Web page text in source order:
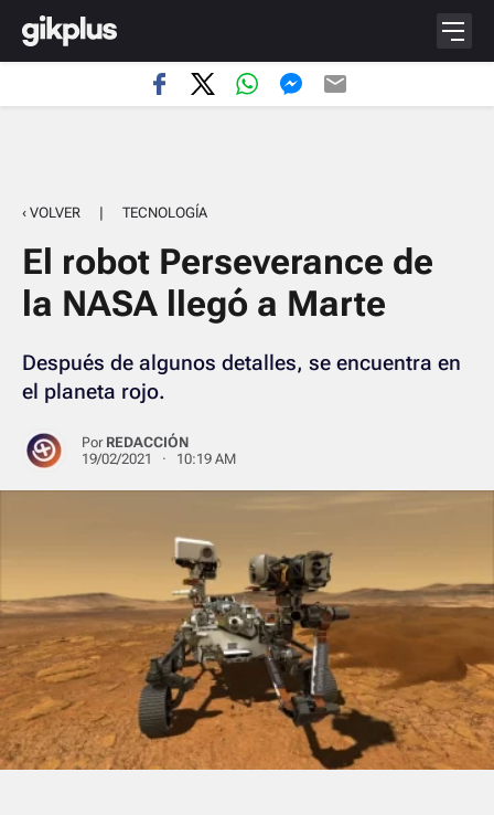
‹ VOLVER | TECNOLOGÍA
El robot Perseverance de
la NASA llegó a Marte
Después de algunos detalles, se encuentra en
el planeta rojo.
Por REDACCIÓN
19/02/2021 · 10:19 AM